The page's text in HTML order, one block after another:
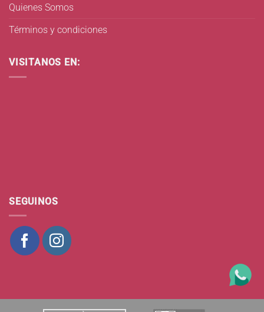
Quienes Somos
Términos y condiciones
VISITANOS EN:
SEGUINOS